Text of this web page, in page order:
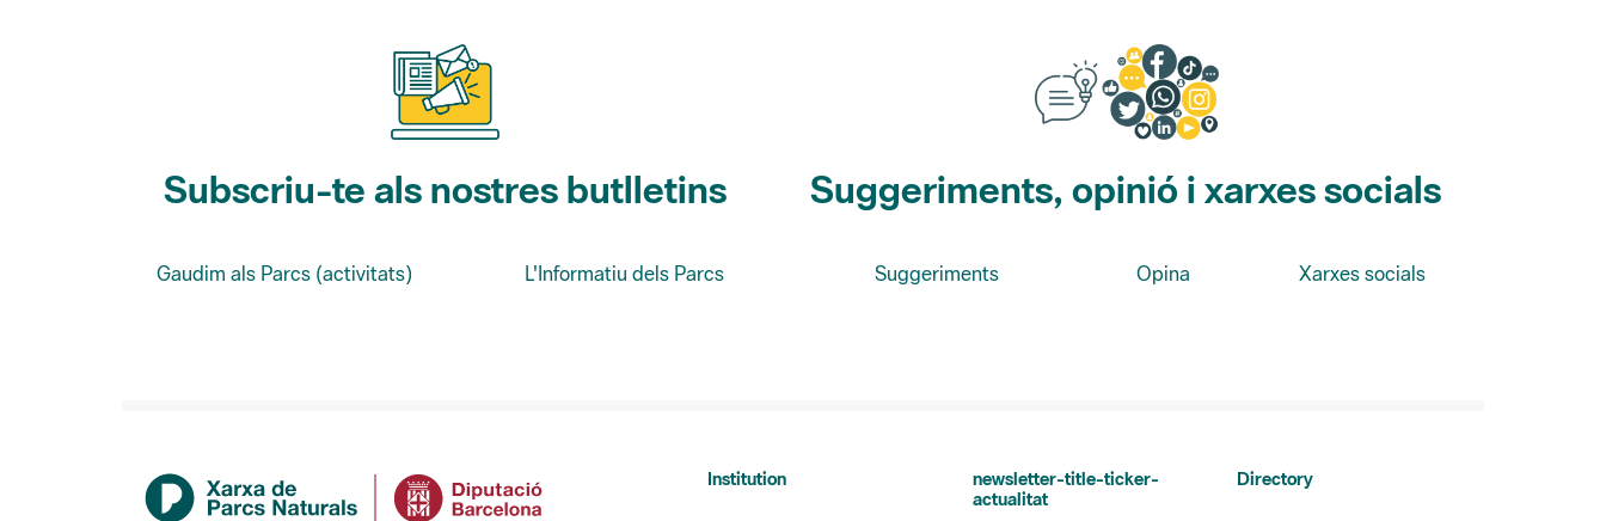
Subscriu-te als nostres butlletins
Gaudim als Parcs (activitats) L'Informatiu dels Parcs
Suggeriments, opinió i xarxes socials
Suggeriments Opina Xarxes socials
Institution
newsletter-title-ticker-
actualitat
Directory